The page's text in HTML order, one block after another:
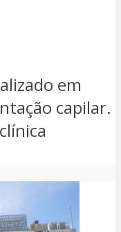
em
capilar.